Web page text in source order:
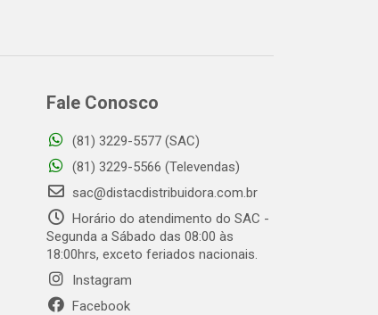
Fale Conosco
(81) 3229-5577 (SAC)
(81) 3229-5566 (Televendas)
sac@distacdistribuidora.com.br
Horário do atendimento do SAC -
Segunda a Sábado das 08:00 às
18:00hrs, exceto feriados nacionais.
Instagram
Facebook